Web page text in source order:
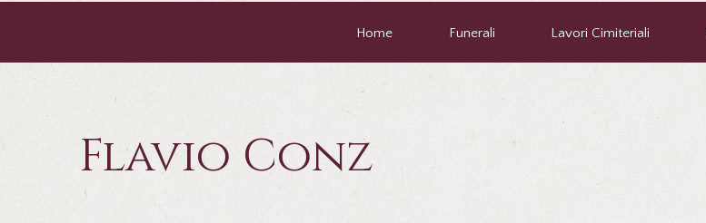
Home Funerali Lavori Cimiteriali
Flavio Conz